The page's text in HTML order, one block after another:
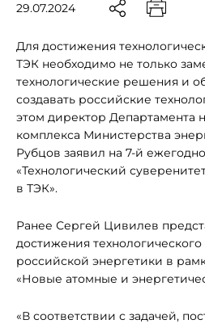
29.07.2024
Для достижения
ТЭК необходимо не только
технологические решения и
создавать российские
этом директор Департамента
комплекса Министерства
Рубцов заявил на 7-й
«Технологический
в ТЭК».
Ранее Сергей Цивилев
достижения технологического
российской энергетики в
«Новые атомные и
«В соответствии с задачей,